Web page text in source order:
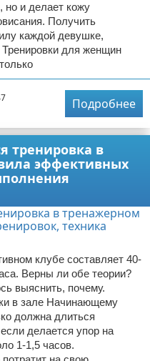
но и делает кожу
Получить
каждой девушке,
Тренировки для женщин
Подробнее
тренировка в
эффективных
клубе составляет 40-
Верны ли обе теории?
выяснить, почему.
в зале Начинающему
должна длиться
делается упор на
1-1,5 часов.